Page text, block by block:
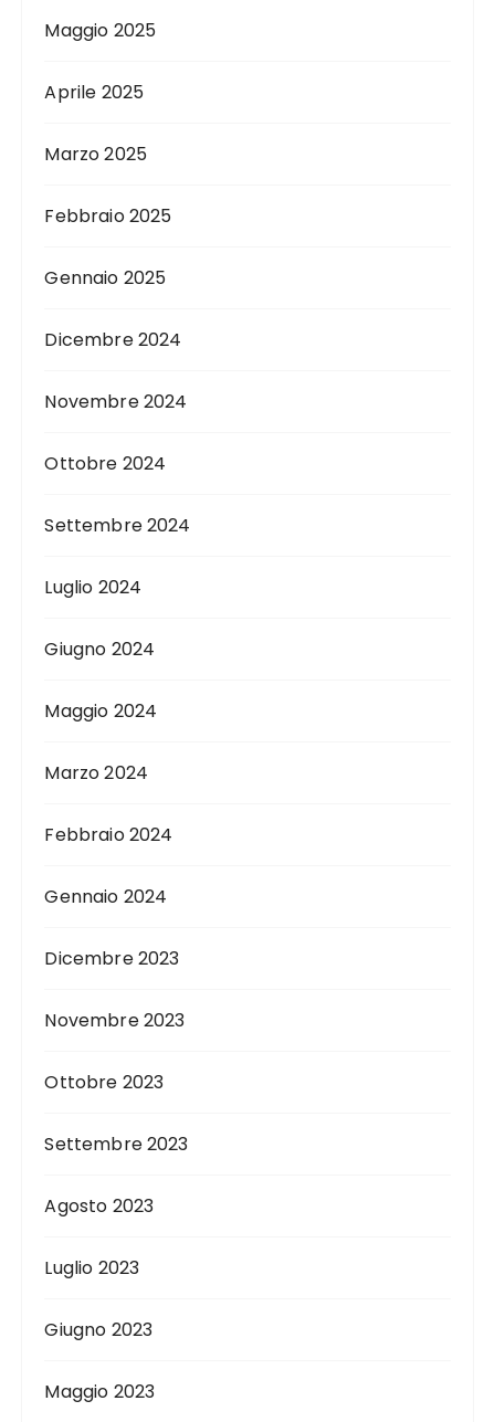
Maggio 2025
Aprile 2025
Marzo 2025
Febbraio 2025
Gennaio 2025
Dicembre 2024
Novembre 2024
Ottobre 2024
Settembre 2024
Luglio 2024
Giugno 2024
Maggio 2024
Marzo 2024
Febbraio 2024
Gennaio 2024
Dicembre 2023
Novembre 2023
Ottobre 2023
Settembre 2023
Agosto 2023
Luglio 2023
Giugno 2023
Maggio 2023